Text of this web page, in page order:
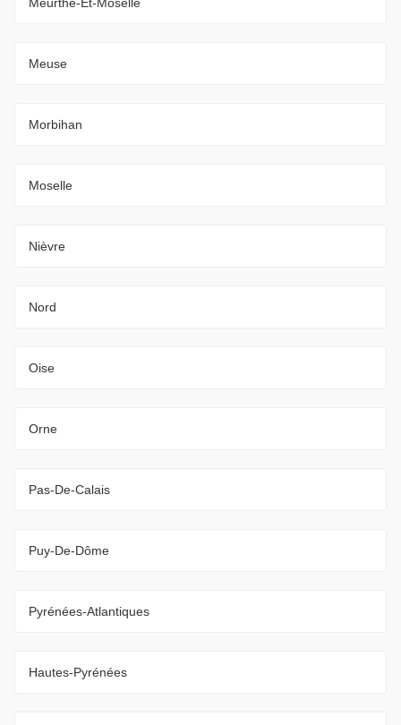
Meuse
Morbihan
Moselle
Nièvre
Nord
Oise
Orne
Pas-De-Calais
Puy-De-Dôme
Pyrénées-Atlantiques
Hautes-Pyrénées